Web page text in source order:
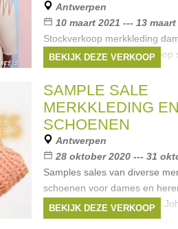
Antwerpen
10 maart 2021 --- 13 maart
Stockverkoop merkkleding
@RV33 agency Stockverkoop
Diadora, Mackage, Newtone,
Lea, John Smedley, Jucca,
Siviglia, Alessandro Gherardi,
Merken:DIADORA
Schneiders, Jucca
BEKIJK DEZE VERKOOP
SAMPLE SALE
MERKKLEDING EN
SCHOENEN
Antwerpen
28 oktober 2020 --- 31
Samples sales van diverse
schoenen voor dames en
Merken:Diadora, Mackage,
Ghoud, Nubikk, Jucca, Les
BEKIJK DEZE VERKOOP